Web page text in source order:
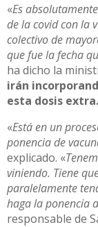
«Es
de la covid con la
colectivo de
que fue la fecha
ha dicho la
irán
esta dosis extra.
«Está en un
ponencia de
explicado. «
viniendo. Tiene
paralelamente
haga la ponencia
responsable de